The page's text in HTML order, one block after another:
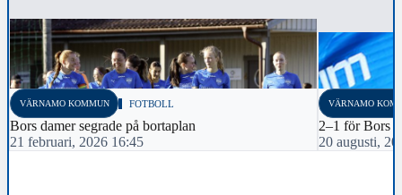
VÄRNAMO KOMMUN FOTBOLL
Bors damer segrade på bortaplan
21 februari, 2026 16:45
VÄRNAMO
2–1 för Bors
20 augusti,